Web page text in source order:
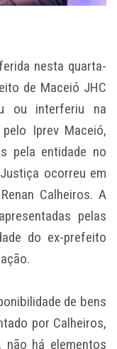
nesta quarta-
de Maceió JHC
ou interferiu na
Iprev Maceió,
pela entidade no
ocorreu em
Calheiros. A
pelas
do ex-prefeito
de bens
por Calheiros,
não há elementos